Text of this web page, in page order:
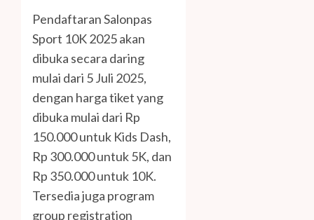
Pendaftaran Salonpas
Sport 10K 2025 akan
dibuka secara daring
mulai dari 5 Juli 2025,
dengan harga tiket yang
dibuka mulai dari Rp
150.000 untuk Kids Dash,
Rp 300.000 untuk 5K, dan
Rp 350.000 untuk 10K.
Tersedia juga program
group registration